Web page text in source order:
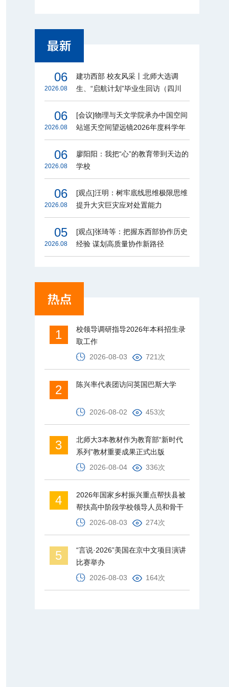
06
2026.08
建功西部 校友风采丨北师大选调
生、“启航计划”毕业生回访（四川
篇）
06
2026.08
[会议]物理与天文学院承办中国空间
站巡天空间望远镜2026年度科学年
会
06
2026.08
廖阳阳：我把“心”的教育带到天边的
学校
06
2026.08
[观点]汪明：树牢底线思维极限思维
提升大灾巨灾应对处置能力
05
2026.08
[观点]张琦等：把握东西部协作历史
经验 谋划高质量协作新路径
1
校领导调研指导2026年本科招生录
取工作
2026-08-03
721次
2 陈兴率代表团访问英国巴斯大学
2026-08-02 453次
3
北师大3本教材作为教育部“新时代
系列”教材重要成果正式出版
2026-08-04
336次
4
2026年国家乡村振兴重点帮扶县被
帮扶高中阶段学校领导人员和骨干
教师培训班在北京师范大学举办
2026-08-03 274次
5
“言说·2026”美国在京中文项目演讲
比赛举办
2026-08-03
164次